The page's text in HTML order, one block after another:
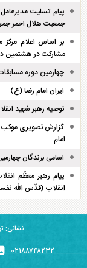
پیام تسلیت
جمعیت هلال احمر
بر اساس اعلام
مشارکت در هشتمین
چهارمین دوره
ایران امام رضا (ع)
توصیه رهبر شهید
گزارش تصویری موکب
امام
اسامی برندگان
پیام رهبر معظّم
انقلاب (قدّس الله
نشانی:
۰۲۱۸۸۷۴۸۲۳۲